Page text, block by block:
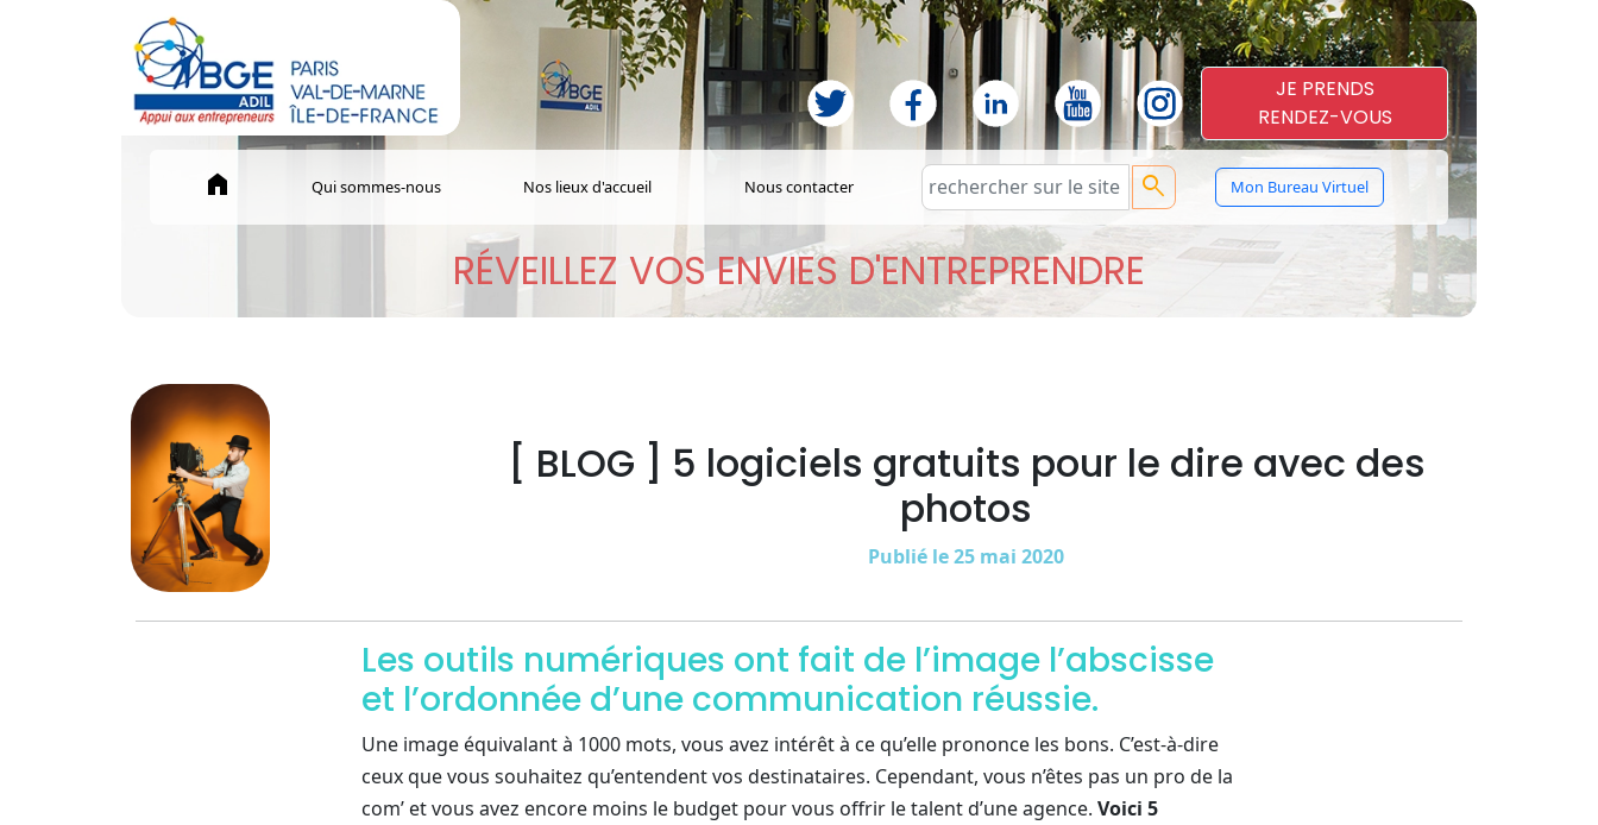
JE PRENDS
RENDEZ-VOUS
home Qui sommes-nous Nos lieux d'accueil Nous contacter search Mon Bureau Virtuel
RÉVEILLEZ VOS ENVIES D'ENTREPRENDRE
[ BLOG ] 5 logiciels gratuits pour le dire avec des
photos
Publié le 25 mai 2020
Les outils numériques ont fait de l’image l’abscisse
et l’ordonnée d’une communication réussie.
Une image équivalant à 1000 mots, vous avez intérêt à ce qu’elle prononce les bons. C’est-à-dire
ceux que vous souhaitez qu’entendent vos destinataires. Cependant, vous n’êtes pas un pro de la
com’ et vous avez encore moins le budget pour vous offrir le talent d’une agence. Voici 5